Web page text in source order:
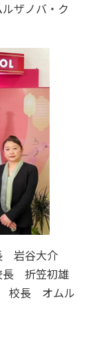
ザノバ・ク
岩谷大介
長 折笠初雄
校長 オムル